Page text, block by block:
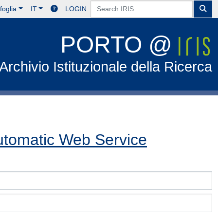
IT LOGIN
PORTO @
Istituzionale della Ricerca
Web Service